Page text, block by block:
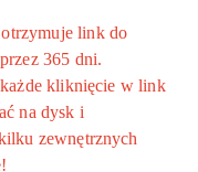
link do
365 dni.
kliknięcie w link
na dysk i
zewnętrznych